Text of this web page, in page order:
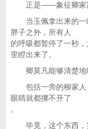
正是——象征卿家家
当玉佩拿出来的一
胖子之外，所有人
的呼吸都暂停了一秒
里瞪出来了。
卿莫凡能够清楚地
包括一旁的柳家人
眼睛就都挪不开了
。
毕竟，这个东西，